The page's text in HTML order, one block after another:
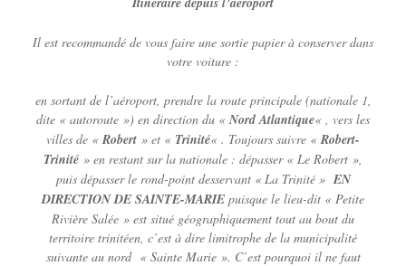
Il est recommandé de vous faire une sortie papier à conserver dans
votre voiture :
en sortant de l’aéroport, prendre la route principale (nationale 1,
dite « autoroute ») en direction du «Nord Atlantique« , vers les
villes de «Robert » et « Trinité« . Toujours suivre «Robert-
Trinité » en restant sur la nationale : dépasser « Le Robert »,
puis dépasser le rond-point desservant « La Trinité »EN
DIRECTION DE SAINTE-MARIE puisque le lieu-dit « Petite
Rivière Salée » est situé géographiquement tout au bout du
territoire trinitéen, c’est à dire limitrophe de la municipalité
suivante au nord « Sainte Marie ». C’est pourquoi il ne faut